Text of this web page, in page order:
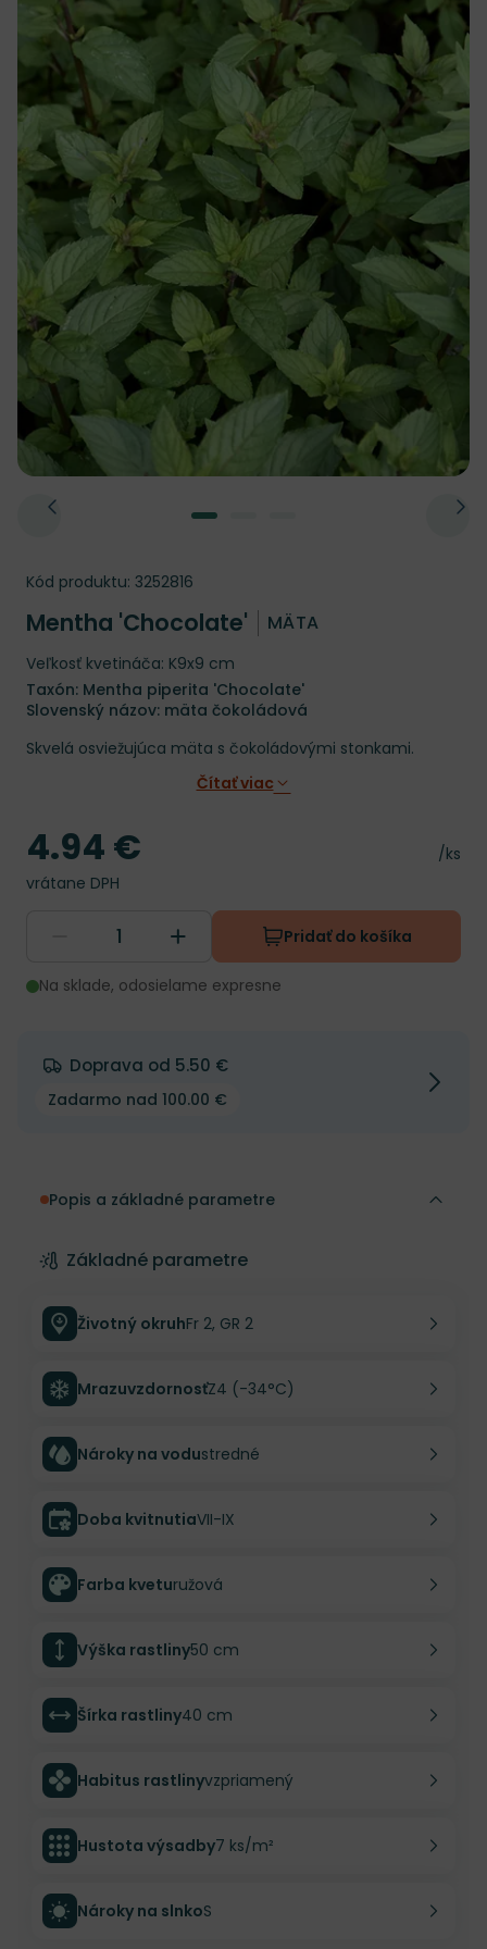
Kód produktu: 3252816
Mentha 'Chocolate' MÄTA
Veľkosť kvetináča: K9x9 cm
Taxón: Mentha piperita 'Chocolate'
Slovenský názov: mäta čokoládová
Skvelá osviežujúca mäta s čokoládovými stonkami.
Čítať viac
Cena
/ks
Cena
4.94 €
vrátane DPH
Pridať do košíka
Na sklade, odosielame expresne
Doprava od 5.50 €
Zadarmo nad 100.00 €
Popis a základné parametre
Základné parametre
Životný okruhFr 2, GR 2
MrazuvzdornosťZ4 (-34°C)
Nároky na vodustredné
Doba kvitnutiaVII-IX
Farba kveturužová
Výška rastliny50 cm
Šírka rastliny40 cm
Habitus rastlinyvzpriamený
Hustota výsadby7 ks/m²
Nároky na slnkoS